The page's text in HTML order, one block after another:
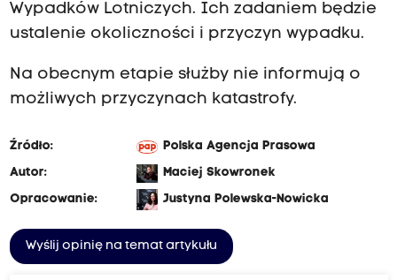
Wypadków Lotniczych. Ich zadaniem będzie
ustalenie okoliczności i przyczyn wypadku.
Na obecnym etapie służby nie informują o
możliwych przyczynach katastrofy.
Źródło:
Polska Agencja Prasowa
Autor:
Maciej Skowronek
Opracowanie:
Justyna Polewska-Nowicka
Wyślij opinię na temat artykułu